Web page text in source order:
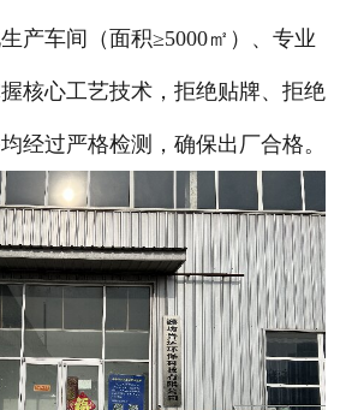
产车间（面积≥5000㎡）、专业
核心工艺技术，拒绝贴牌、拒绝
经过严格检测，确保出厂合格。